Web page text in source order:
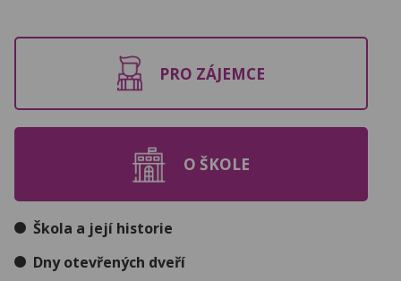
PRO ZÁJEMCE
O ŠKOLE
Škola a její historie
Dny otevřených dveří